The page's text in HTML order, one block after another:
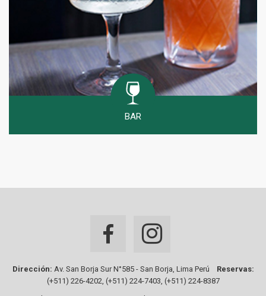
BAR
Dirección: Av. San Borja Sur N°585 - San Borja, Lima Perú Reservas:
(+511) 226-4202, (+511) 224-7403, (+511) 224-8387